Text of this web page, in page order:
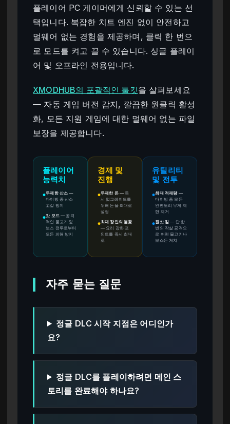
플레이어 PC 게이머에게 신뢰할 수 있는 선
택입니다. 복잡한 치트 엔진 없이 안전하고
멀웨어 없는 경험을 제공하며, 클릭 한 번으
로 모드를 켜고 끌 수 있습니다. 싱글 플레이
어 및 오프라인 전용입니다.
XMODHUB의 포괄적인 툴킷을 살펴보세요
— 자동 게임 버전 감지, 깔끔한 원클릭 활성
화, 모든 지원 게임에 대한 멀웨어 없는 파일
보장을 제공합니다.
플레이어
능력치
●무제한 산소 —
다이빙 중 산소
고갈 방지
●갓 모드 —공격
적인 물고기 및
보스 전투로부터
모든 피해 방지
경제 및
진행
●무제한 돈—즉
시 업그레이드를
위해 돈을 최대로
설정
●최대 장인의 불꽃
— 요리 강화 포
인트를 즉시 최대
로
유틸리티
및 전투
●최대 적재량 —
다이빙 중 모든
인벤토리 무게 제
한 제거
●원샷 킬 — 단 한
번의 작살 공격으
로 어떤 물고기나
보스든 처치
자주 묻는 질문
정글 DLC 시작 지점은 어디인가
요?
정글 DLC를 플레이하려면 메인 스
토리를 완료해야 하나요?